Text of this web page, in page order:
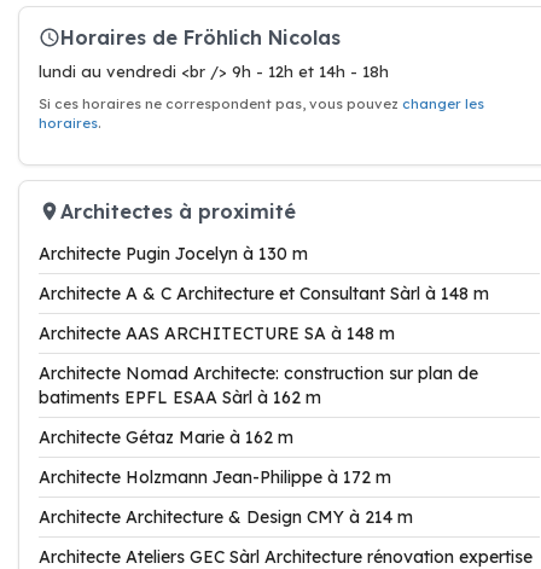
Horaires de Fröhlich Nicolas
lundi au vendredi <br /> 9h - 12h et 14h - 18h
Si ces horaires ne correspondent pas, vous pouvez changer les
horaires.
Architectes à proximité
Architecte Pugin Jocelyn à 130 m
Architecte A & C Architecture et Consultant Sàrl à 148 m
Architecte AAS ARCHITECTURE SA à 148 m
Architecte Nomad Architecte: construction sur plan de
batiments EPFL ESAA Sàrl à 162 m
Architecte Gétaz Marie à 162 m
Architecte Holzmann Jean-Philippe à 172 m
Architecte Architecture & Design CMY à 214 m
Architecte Ateliers GEC Sàrl Architecture rénovation expertise